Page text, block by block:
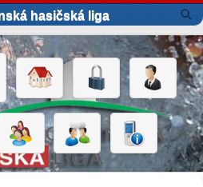
hasičská liga